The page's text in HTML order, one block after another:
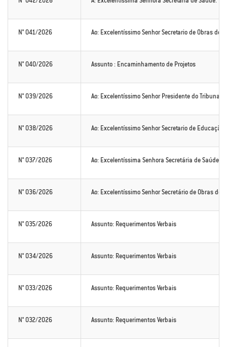
N° 041/2026 Ao: Excelentíssimo Senhor Secretario de Obras de
N° 040/2026 Assunto : Encaminhamento de Projetos
N° 039/2026 Ao: Excelentíssimo Senhor Presidente do Tribunal
N° 038/2026 Ao: Excelentíssimo Senhor Secretario de Educação
N° 037/2026 Ao: Excelentíssima Senhora Secretária de Saúde de
N° 036/2026 Ao: Excelentíssimo Senhor Secretário de Obras de
N° 035/2026 Assunto: Requerimentos Verbais
N° 034/2026 Assunto: Requerimentos Verbais
N° 033/2026 Assunto: Requerimentos Verbais
N° 032/2026 Assunto: Requerimentos Verbais